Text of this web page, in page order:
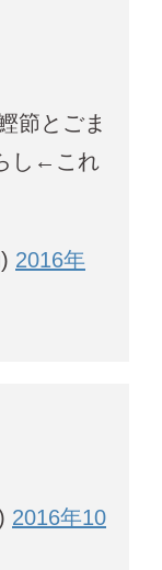
節とごま
し←これ
2016年
2016年10